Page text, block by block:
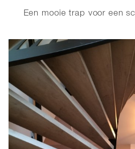
Een mooie trap voor een